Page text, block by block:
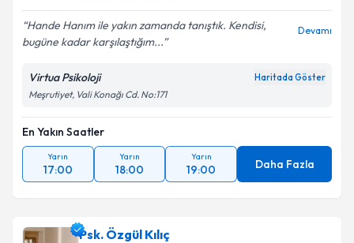
Hande Hanım ile yakın zamanda tanıştık. Kendisi,
bugüne kadar karşılaştığım...
Devamı
Virtua Psikoloji Haritada Göster
Meşrutiyet, Vali Konağı Cd. No:171
En Yakın Saatler
Yarın
17:00
Yarın
18:00
Yarın
19:00 Daha Fazla
Psk. Özgül Kılıç